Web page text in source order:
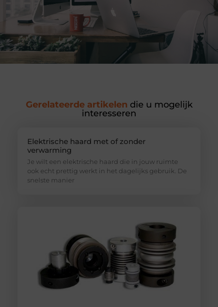
Gerelateerde artikelen die u mogelijk
interesseren
Elektrische haard met of zonder
verwarming
Je wilt een elektrische haard die in jouw ruimte
ook echt prettig werkt in het dagelijks gebruik. De
snelste manier